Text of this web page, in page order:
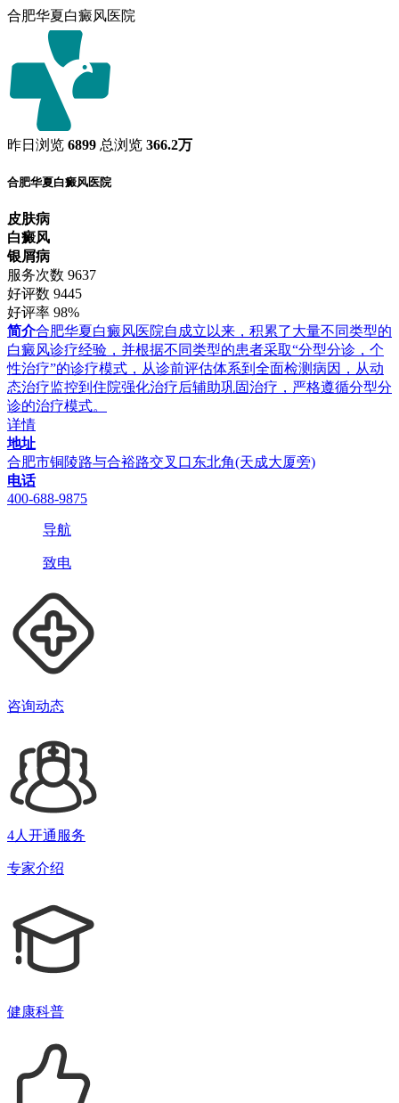
合肥华夏白癜风医院
昨日浏览 6899 总浏览 366.2万
合肥华夏白癜风医院
皮肤病
白癜风
银屑病
服务次数 9637
好评数 9445
好评率 98%
简介合肥华夏白癜风医院自成立以来，积累了大量不同类型的
白癜风诊疗经验，并根据不同类型的患者采取“分型分诊，个
性治疗”的诊疗模式，从诊前评估体系到全面检测病因，从动
态治疗监控到住院强化治疗后辅助巩固治疗，严格遵循分型分
诊的治疗模式。
详情
地址
合肥市铜陵路与合裕路交叉口东北角(天成大厦旁)
电话
400-688-9875
导航
致电
咨询动态
4人开通服务
专家介绍
健康科普